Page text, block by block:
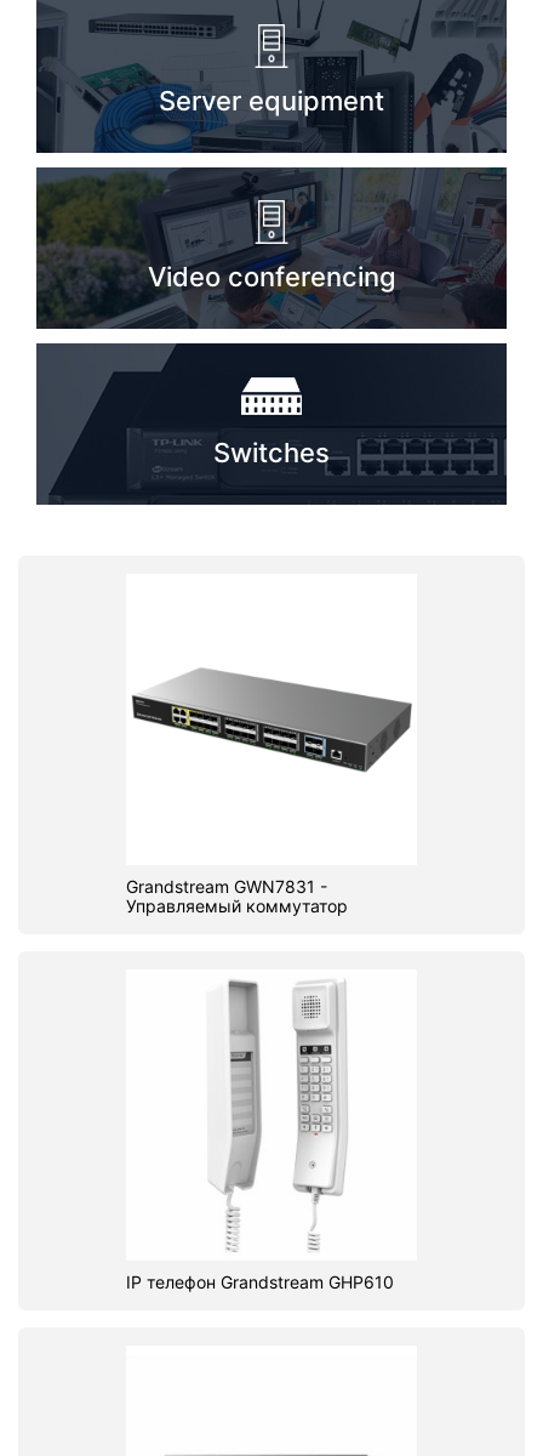
Server equipment
Video conferencing
Switches
Grandstream GWN7831 -
Управляемый коммутатор
IP телефон Grandstream GHP610